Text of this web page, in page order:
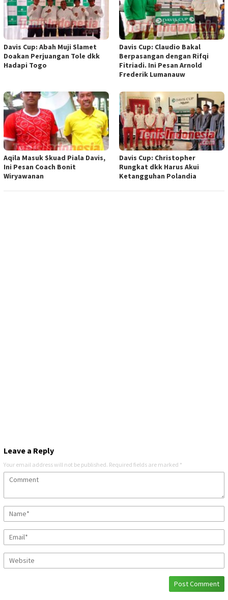
Davis Cup: Abah Muji Slamet
Doakan Perjuangan Tole dkk
Hadapi Togo
Davis Cup: Claudio Bakal
Berpasangan dengan Rifqi
Fitriadi. Ini Pesan Arnold
Frederik Lumanauw
Aqila Masuk Skuad Piala Davis,
Ini Pesan Coach Bonit
Wiryawanan
Davis Cup: Christopher
Rungkat dkk Harus Akui
Ketangguhan Polandia
Leave a Reply
Your email address will not be published. Required fields are marked *